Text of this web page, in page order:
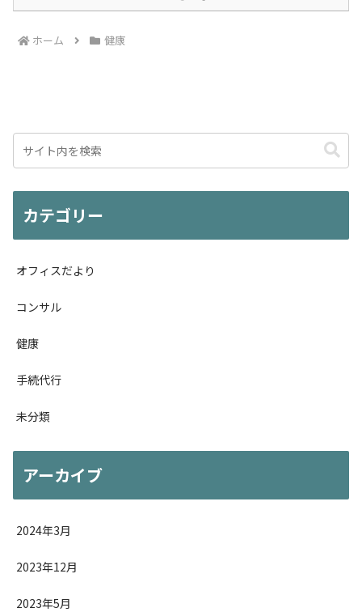
ホーム 健康
カテゴリー
オフィスだより
コンサル
健康
手続代行
未分類
アーカイブ
2024年3月
2023年12月
2023年5月